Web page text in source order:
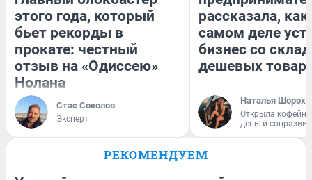
этого года, который
бьет рекорды в
прокате: честный
отзыв на «Одиссею»
Нолана
Стас Соколов
Эксперт
рассказала, как
самом деле
бизнес со
дешевых
Наталья
Открыла
деньги
РЕКОМЕНДУЕМ